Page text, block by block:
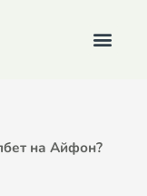
на Айфон?